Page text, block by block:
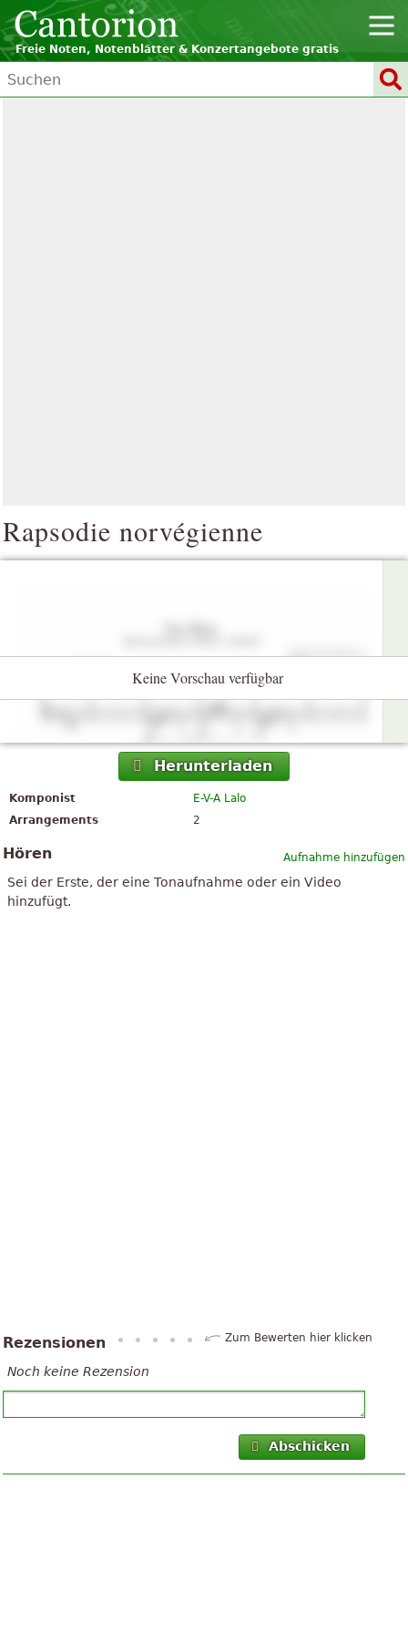
Freie Noten, Notenblätter & Konzertangebote gratis
Rapsodie norvégienne
Keine Vorschau verfügbar
Herunterladen
Komponist
E-V-A Lalo
Arrangements
2
Aufnahme hinzufügen
Hören
Sei der Erste, der eine Tonaufnahme oder ein Video
hinzufügt.
Rezensionen Zum Bewerten hier klicken
Noch keine Rezension
Abschicken